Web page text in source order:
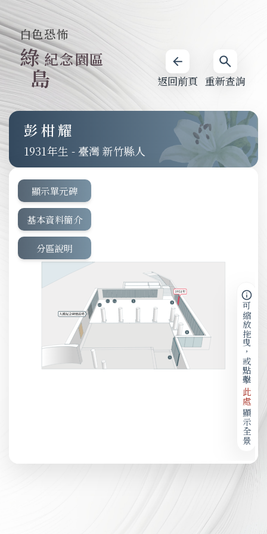
重新查詢
返回前頁
白色恐怖
綠
島
紀念園區
彭柑耀
1931 - 臺灣 新竹縣人
顯示單元碑
基本資料簡介
分區說明
可縮放拖曳，或點擊
此處
顯示全景